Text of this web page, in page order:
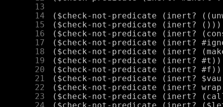
     13
     14
     15
     16
     17
     18
     19
     20
     21
     22
     23